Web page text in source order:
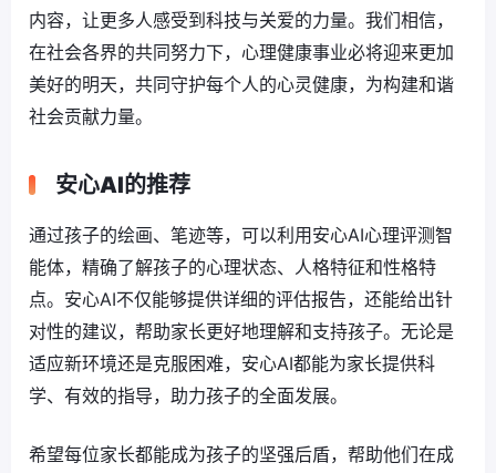
内容，让更多人感受到科技与关爱的力量。我们相信，
在社会各界的共同努力下，心理健康事业必将迎来更加
美好的明天，共同守护每个人的心灵健康，为构建和谐
社会贡献力量。
安心AI的推荐
通过孩子的绘画、笔迹等，可以利用安心AI心理评测智
能体，精确了解孩子的心理状态、人格特征和性格特
点。安心AI不仅能够提供详细的评估报告，还能给出针
对性的建议，帮助家长更好地理解和支持孩子。无论是
适应新环境还是克服困难，安心AI都能为家长提供科
学、有效的指导，助力孩子的全面发展。
希望每位家长都能成为孩子的坚强后盾，帮助他们在成